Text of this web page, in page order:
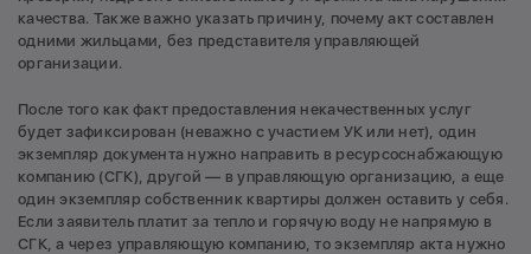
качества. Также важно указать причину, почему акт составлен
одними жильцами, без представителя управляющей
организации.
После того как факт предоставления некачественных услуг
будет зафиксирован (неважно с участием УК или нет), один
экземпляр документа нужно направить в ресурсоснабжающую
компанию (СГК), другой — в управляющую организацию, а еще
один экземпляр собственник квартиры должен оставить у себя.
Если заявитель платит за тепло и горячую воду не напрямую в
СГК, а через управляющую компанию, то экземпляр акта нужно